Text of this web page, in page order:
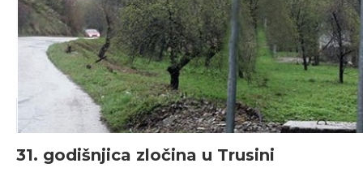
31. godišnjica zločina u Trusini